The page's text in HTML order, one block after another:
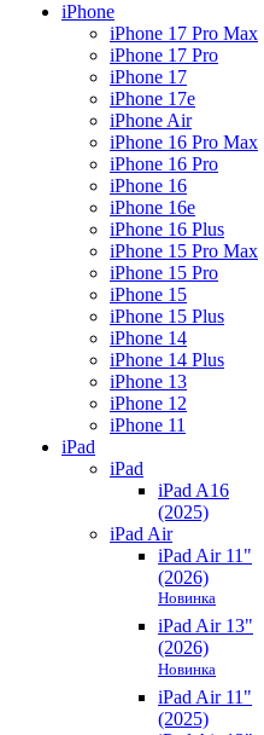
iPhone
iPhone 17 Pro Max
iPhone 17 Pro
iPhone 17
iPhone 17e
iPhone Air
iPhone 16 Pro Max
iPhone 16 Pro
iPhone 16
iPhone 16e
iPhone 16 Plus
iPhone 15 Pro Max
iPhone 15 Pro
iPhone 15
iPhone 15 Plus
iPhone 14
iPhone 14 Plus
iPhone 13
iPhone 12
iPhone 11
iPad
iPad
iPad A16
(2025)
iPad Air
iPad Air 11"
(2026)
Новинка
iPad Air 13"
(2026)
Новинка
iPad Air 11"
(2025)